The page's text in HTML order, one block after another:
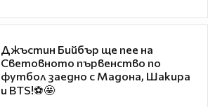
Джъстин Бийбър ще пее на
Световното първенство по
футбол заедно с Мадона, Шакира
и BTS!⚽🤩